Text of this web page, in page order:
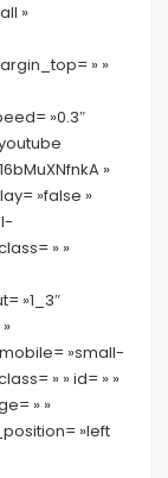
»
» »
»0.3″
»
»false »
» »
»1_3″
»small-
» » id= » »
» »
»left